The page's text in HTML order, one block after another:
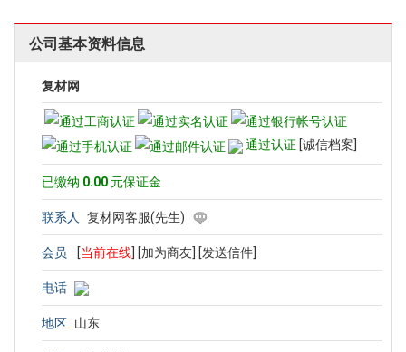
公司基本资料信息
复材网
通过认证 [诚信档案]
已缴纳 0.00 元保证金
联系人 复材网客服(先生)
会员 [当前在线 [加为商友] [发送信件]
电话
地区 山东